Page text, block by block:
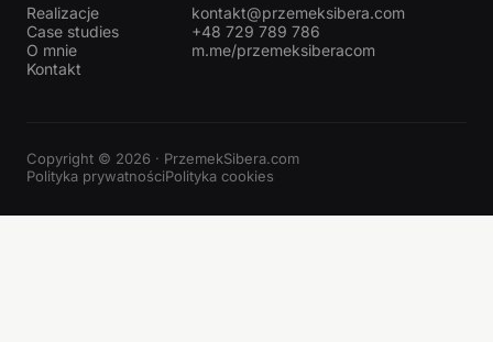
Realizacje
Case studies
O mnie
Kontakt
kontakt@przemeksibera.com
+48 729 789 786
m.me/przemeksiberacom
Copyright © 2026 · PrzemekSibera.com
Polityka prywatnościPolityka cookies